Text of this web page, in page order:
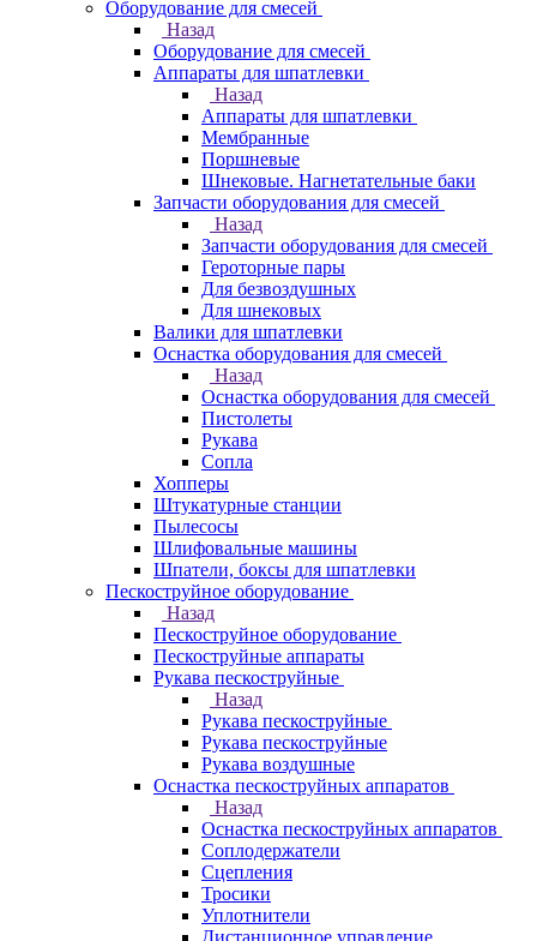
Оборудование для смесей
Назад
Оборудование для смесей
Аппараты для шпатлевки
Назад
Аппараты для шпатлевки
Мембранные
Поршневые
Шнековые. Нагнетательные баки
Запчасти оборудования для смесей
Назад
Запчасти оборудования для смесей
Героторные пары
Для безвоздушных
Для шнековых
Валики для шпатлевки
Оснастка оборудования для смесей
Назад
Оснастка оборудования для смесей
Пистолеты
Рукава
Сопла
Хопперы
Штукатурные станции
Пылесосы
Шлифовальные машины
Шпатели, боксы для шпатлевки
Пескоструйное оборудование
Назад
Пескоструйное оборудование
Пескоструйные аппараты
Рукава пескоструйные
Назад
Рукава пескоструйные
Рукава пескоструйные
Рукава воздушные
Оснастка пескоструйных аппаратов
Назад
Оснастка пескоструйных аппаратов
Соплодержатели
Сцепления
Тросики
Уплотнители
Дистанционное управление